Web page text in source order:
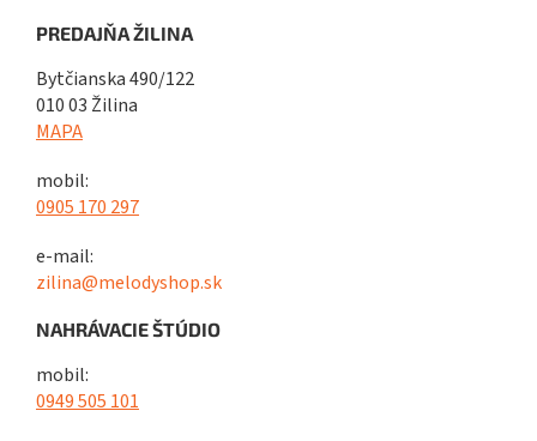
PREDAJŇA ŽILINA
Bytčianska 490/122
010 03 Žilina
MAPA
mobil:
0905 170 297
e-mail:
zilina@melodyshop.sk
NAHRÁVACIE ŠTÚDIO
mobil:
0949 505 101